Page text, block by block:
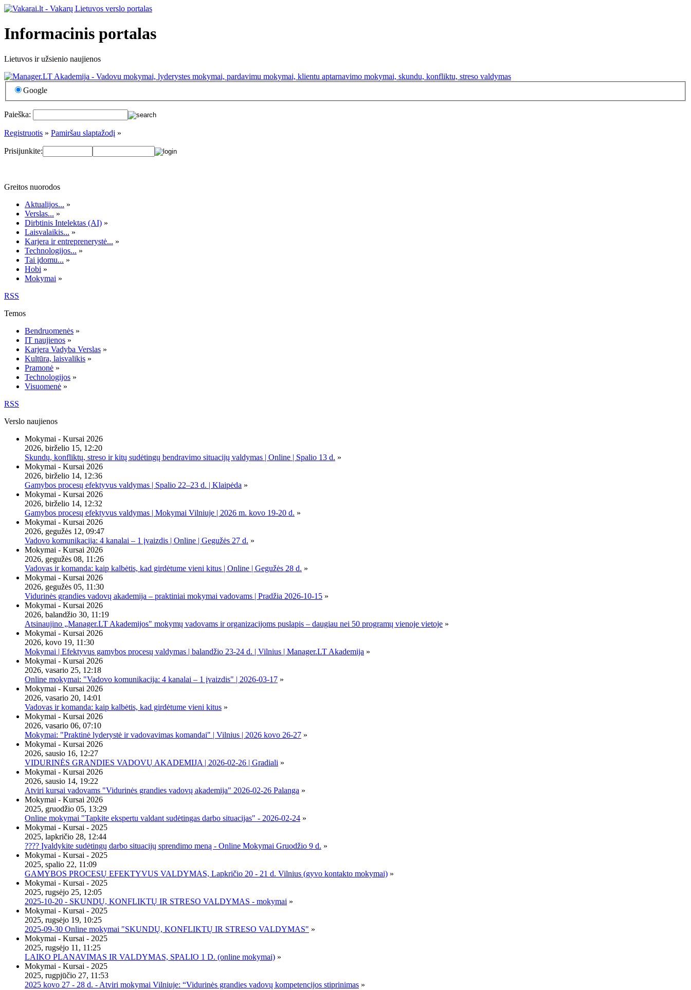
Informacinis portalas
Lietuvos ir užsienio naujienos
Google
Paieška:
Registruotis » Pamiršau slaptažodį »
Prisijunkite:
Greitos nuorodos
Aktualijos... »
Verslas... »
Dirbtinis Intelektas (AI) »
Laisvalaikis... »
Karjera ir entreprenerystė... »
Technologijos... »
Tai įdomu... »
Hobi »
Mokymai »
RSS
Temos
Bendruomenės »
IT naujienos »
Karjera Vadyba Verslas »
Kultūra, laisvalikis »
Pramonė »
Technologijos »
Visuomenė »
RSS
Verslo naujienos
Mokymai - Kursai 2026
2026, birželio 15, 12:20
Skundų, konfliktų, streso ir kitų sudėtingų bendravimo situacijų valdymas | Online | Spalio 13 d. »
Mokymai - Kursai 2026
2026, birželio 14, 12:36
Gamybos procesų efektyvus valdymas | Spalio 22–23 d. | Klaipėda »
Mokymai - Kursai 2026
2026, birželio 14, 12:32
Gamybos procesų efektyvus valdymas | Mokymai Vilniuje | 2026 m. kovo 19-20 d. »
Mokymai - Kursai 2026
2026, gegužės 12, 09:47
Vadovo komunikacija: 4 kanalai – 1 įvaizdis | Online | Gegužės 27 d. »
Mokymai - Kursai 2026
2026, gegužės 08, 11:26
Vadovas ir komanda: kaip kalbėtis, kad girdėtume vieni kitus | Online | Gegužės 28 d. »
Mokymai - Kursai 2026
2026, gegužės 05, 11:30
Vidurinės grandies vadovų akademija – praktiniai mokymai vadovams | Pradžia 2026-10-15 »
Mokymai - Kursai 2026
2026, balandžio 30, 11:19
Atsinaujino „Manager.LT Akademijos" mokymų vadovams ir organizacijoms puslapis – daugiau nei 50 programų vienoje vietoje »
Mokymai - Kursai 2026
2026, kovo 19, 11:30
Mokymai | Efektyvus gamybos procesų valdymas | balandžio 23-24 d. | Vilnius | Manager.LT Akademija »
Mokymai - Kursai 2026
2026, vasario 25, 12:18
Online mokymai: "Vadovo komunikacija: 4 kanalai – 1 įvaizdis" | 2026-03-17 »
Mokymai - Kursai 2026
2026, vasario 20, 14:01
Vadovas ir komanda: kaip kalbėtis, kad girdėtume vieni kitus »
Mokymai - Kursai 2026
2026, vasario 06, 07:10
Mokymai: "Praktinė lyderystė ir vadovavimas komandai" | Vilnius | 2026 kovo 26-27 »
Mokymai - Kursai 2026
2026, sausio 16, 12:27
VIDURINĖS GRANDIES VADOVŲ AKADEMIJA | 2026-02-26 | Gradiali »
Mokymai - Kursai 2026
2026, sausio 14, 19:22
Atviri kursai vadovams "Vidurinės grandies vadovų akademija" 2026-02-26 Palanga »
Mokymai - Kursai 2026
2025, gruodžio 05, 13:29
Online mokymai "Tapkite ekspertu valdant sudėtingas darbo situacijas" - 2026-02-24 »
Mokymai - Kursai - 2025
2025, lapkričio 28, 12:44
???? Įvaldykite sudėtingų darbo situacijų sprendimo meną - Online Mokymai Gruodžio 9 d. »
Mokymai - Kursai - 2025
2025, spalio 22, 11:09
GAMYBOS PROCESŲ EFEKTYVUS VALDYMAS, Lapkričio 20 - 21 d. Vilnius (gyvo kontakto mokymai) »
Mokymai - Kursai - 2025
2025, rugsėjo 25, 12:05
2025-10-20 - SKUNDŲ, KONFLIKTŲ IR STRESO VALDYMAS - mokymai »
Mokymai - Kursai - 2025
2025, rugsėjo 19, 10:25
2025-09-30 Online mokymai "SKUNDŲ, KONFLIKTŲ IR STRESO VALDYMAS" »
Mokymai - Kursai - 2025
2025, rugsėjo 11, 11:25
LAIKO PLANAVIMAS IR VALDYMAS, SPALIO 1 D. (online mokymai) »
Mokymai - Kursai - 2025
2025, rugpjūčio 27, 11:53
2025 kovo 27 - 28 d. - Atviri mokymai Vilniuje: “Vidurinės grandies vadovų kompetencijos stiprinimas »